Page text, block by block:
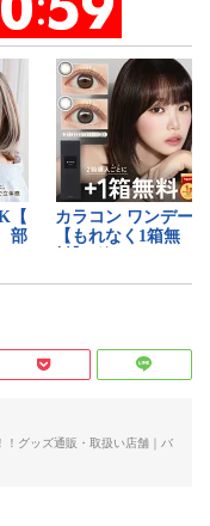
グッズ通販・取扱い店舗｜バ